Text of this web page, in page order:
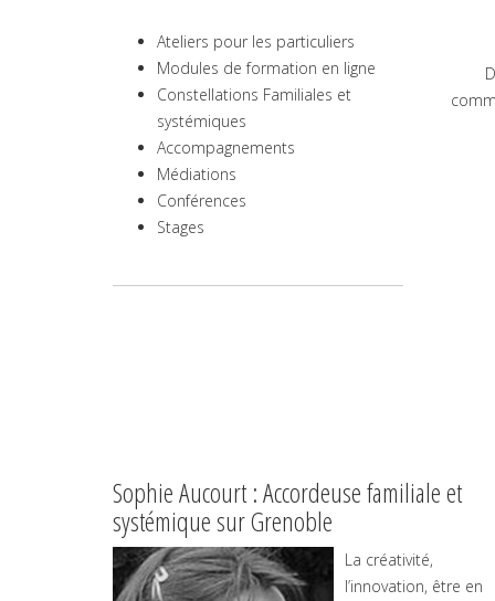
Ateliers pour les particuliers
Modules de formation en ligne
Constellations Familiales et
systémiques
Accompagnements
Médiations
Conférences
Stages
Sophie Aucourt : Accordeuse familiale et
systémique sur Grenoble
La créativité,
l’innovation, être en